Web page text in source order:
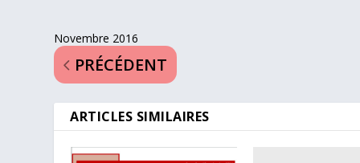
Novembre 2016
PRÉCÉDENT
ARTICLES SIMILAIRES